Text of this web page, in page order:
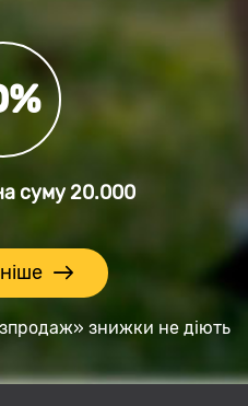
суму20.000
знижки не діють